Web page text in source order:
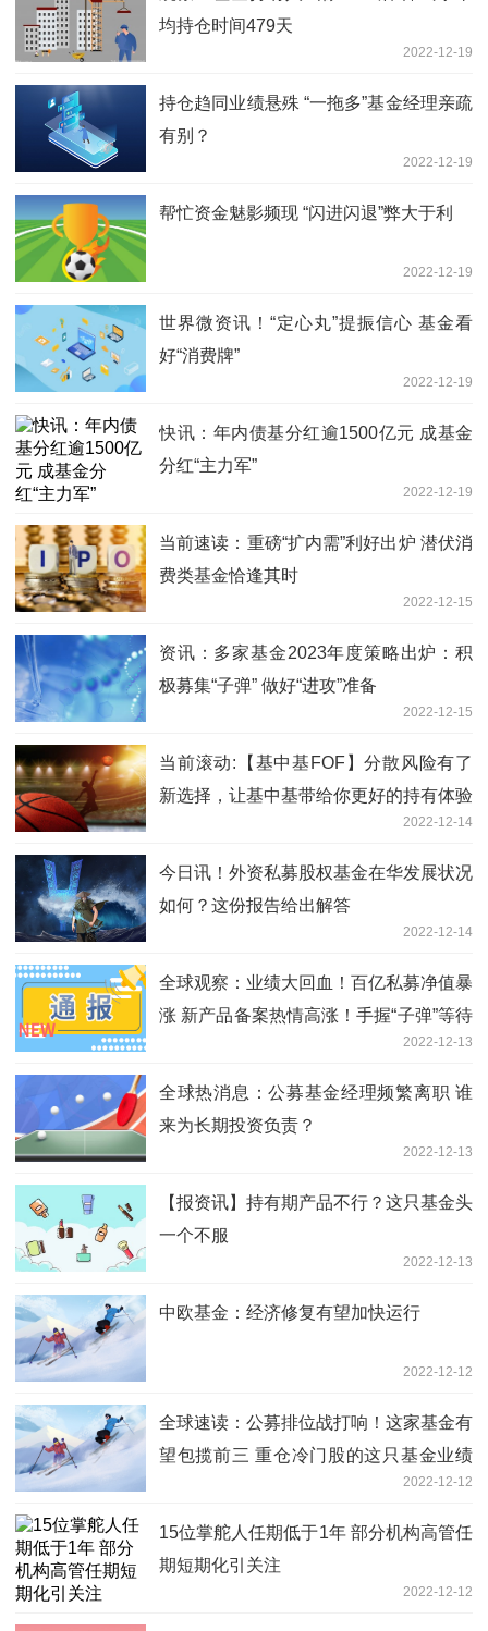
均持仓时间479天
2022-12-19
持仓趋同业绩悬殊 “一拖多”基金经理亲疏
有别？
2022-12-19
帮忙资金魅影频现 “闪进闪退”弊大于利
2022-12-19
世界微资讯！“定心丸”提振信心 基金看
好“消费牌”
2022-12-19
快讯：年内债基分红逾1500亿元 成基金
分红“主力军”
2022-12-19
当前速读：重磅“扩内需”利好出炉 潜伏消
费类基金恰逢其时
2022-12-15
资讯：多家基金2023年度策略出炉：积
极募集“子弹” 做好“进攻”准备
2022-12-15
当前滚动:【基中基FOF】分散风险有了
新选择，让基中基带给你更好的持有体验
2022-12-14
今日讯！外资私募股权基金在华发展状况
如何？这份报告给出解答
2022-12-14
全球观察：业绩大回血！百亿私募净值暴
涨 新产品备案热情高涨！手握“子弹”等待
2022-12-13
全球热消息：公募基金经理频繁离职 谁
来为长期投资负责？
2022-12-13
【报资讯】持有期产品不行？这只基金头
一个不服
2022-12-13
中欧基金：经济修复有望加快运行
2022-12-12
全球速读：公募排位战打响！这家基金有
望包揽前三 重仓冷门股的这只基金业绩
2022-12-12
15位掌舵人任期低于1年 部分机构高管任
期短期化引关注
2022-12-12